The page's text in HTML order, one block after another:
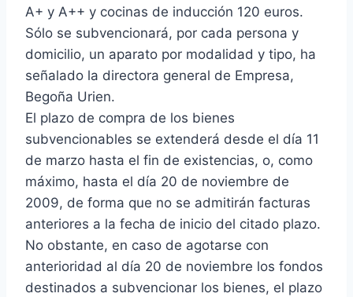
A+ y A++ y cocinas de inducción 120 euros.
Sólo se subvencionará, por cada persona y
domicilio, un aparato por modalidad y tipo, ha
señalado la directora general de Empresa,
Begoña Urien.
El plazo de compra de los bienes
subvencionables se extenderá desde el día 11
de marzo hasta el fin de existencias, o, como
máximo, hasta el día 20 de noviembre de
2009, de forma que no se admitirán facturas
anteriores a la fecha de inicio del citado plazo.
No obstante, en caso de agotarse con
anterioridad al día 20 de noviembre los fondos
destinados a subvencionar los bienes, el plazo